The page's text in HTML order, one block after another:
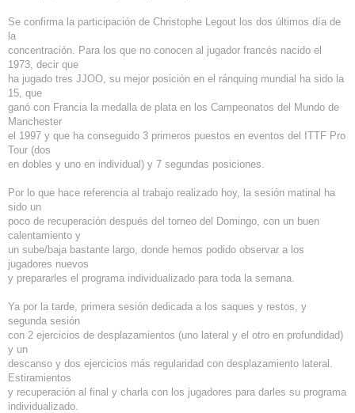
Se confirma la participación de Christophe Legout los dos últimos día de
la
concentración. Para los que no conocen al jugador francés nacido el
1973, decir que
ha jugado tres JJOO, su mejor posición en el ránquing mundial ha sido la
15, que
ganó con Francia la medalla de plata en los Campeonatos del Mundo de
Manchester
el 1997 y que ha conseguido 3 primeros puestos en eventos del ITTF Pro
Tour (dos
en dobles y uno en individual) y 7 segundas posiciones.
Por lo que hace referencia al trabajo realizado hoy, la sesión matinal ha
sido un
poco de recuperación después del torneo del Domingo, con un buen
calentamiento y
un sube/baja bastante largo, donde hemos podido observar a los
jugadores nuevos
y prepararles el programa individualizado para toda la semana.
Ya por la tarde, primera sesión dedicada a los saques y restos, y
segunda sesión
con 2 ejercicios de desplazamientos (uno lateral y el otro en profundidad)
y un
descanso y dos ejercicios más regularidad con desplazamiento lateral.
Estiramientos
y recuperación al final y charla con los jugadores para darles su programa
individualizado.